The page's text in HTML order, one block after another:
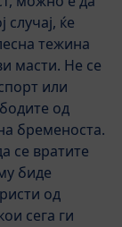
ќе
тежина
масти. Не се
или
од
бременоста.
се вратите
биде
од
сега ги